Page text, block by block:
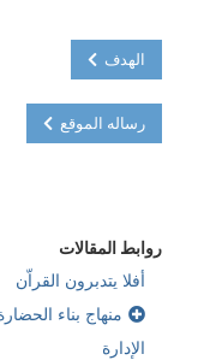
الهدف
رساله الموقع
روابط المقالات
أفلا يتدبرون القراّن
منهاج بناء
الإدارة